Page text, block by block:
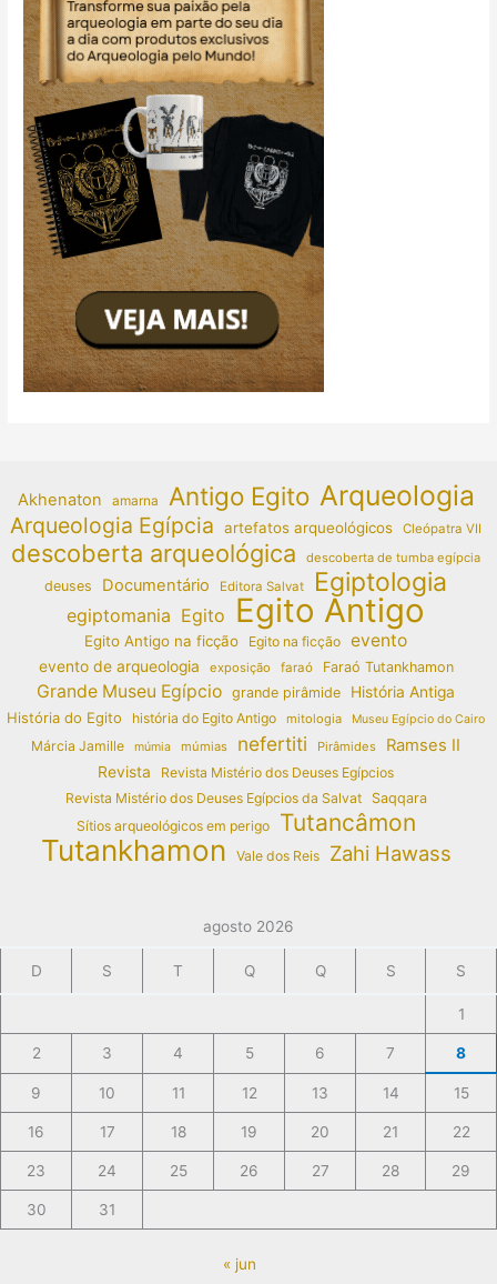
Akhenaton amarna Antigo Egito Arqueologia
Arqueologia Egípcia artefatos arqueológicos Cleópatra VII
descoberta arqueológica descoberta de tumba egípcia
deuses Documentário Editora Salvat Egiptologia
egiptomania Egito Egito Antigo
Egito Antigo na ficção Egito na ficção evento
evento de arqueologia exposição faraó Faraó Tutankhamon
Grande Museu Egípcio grande pirâmide
História Antiga
História do Egito
história do Egito Antigo mitologia Museu Egípcio do Cairo
Márcia Jamille múmia múmias nefertiti Pirâmides Ramses II
Revista
Revista Mistério dos Deuses Egípcios
Revista Mistério dos Deuses Egípcios da Salvat
Saqqara
Sítios arqueológicos em perigo
Tutancâmon
Tutankhamon Vale dos Reis Zahi Hawass
agosto 2026
D S T Q Q S S
1
2 3 4 5 6 7 8
9 10 11 12 13 14 15
16 17 18 19 20 21 22
23 24 25 26 27 28 29
30 31
« jun